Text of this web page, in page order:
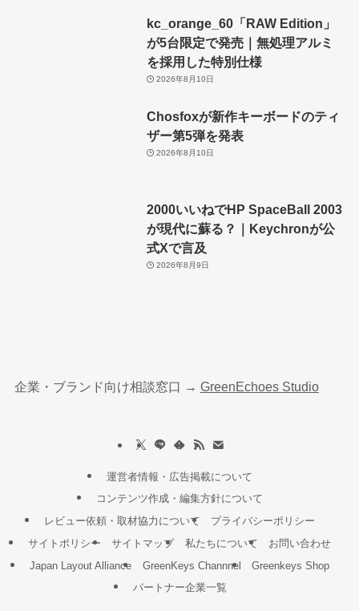
kc_orange_60「RAW Edition」
が5台限定で発売｜無処理アルミ
を採用した特別仕様
2026年8月10日
Chosfoxが新作キーボードのティ
ザー第5弾を発表
2026年8月10日
2000いいねでHP SpaceBall 2003
が現代に蘇る？｜Keychronが公
式Xで言及
2026年8月9日
企業・ブランド向け相談窓口 → GreenEchoes Studio
運営者情報・広告掲載について
コンテンツ作成・編集方針について
レビュー依頼・取材協力について
プライバシーポリシー
サイトポリシー
サイトマップ 私たちについて
お問い合わせ
Japan Layout Alliance
GreenKeys Channnel
Greenkeys Shop
パートナー企業一覧